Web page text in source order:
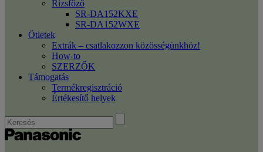
Rizsfőző
SR-DA152KXE
SR-DA152WXE
Ötletek
Extrák – csatlakozzon közösségünkhöz!
How-to
SZERZŐK
Támogatás
Termékregisztráció
Értékesítő helyek